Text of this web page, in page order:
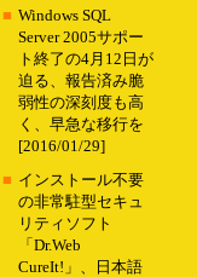
■ Windows SQL
Server 2005サポー
ト終了の4月12日が
迫る、報告済み脆
弱性の深刻度も高
く、早急な移行を
[2016/01/29]
■ インストール不要
の非常駐型セキュ
リティソフト
「Dr.Web
CureIt!」、日本語